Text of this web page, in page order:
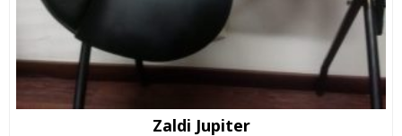
Zaldi Jupiter